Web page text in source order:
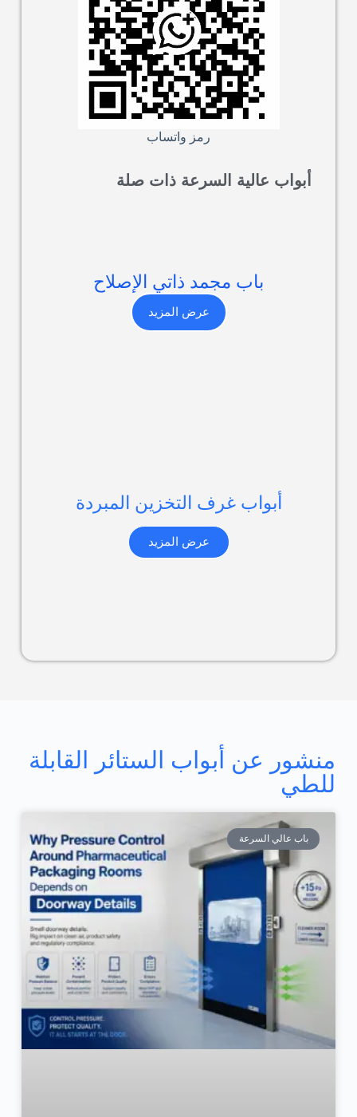
رمز واتساب
أبواب عالية السرعة ذات صلة
باب مجمد ذاتي الإصلاح
عرض المزيد
أبواب غرف التخزين المبردة
عرض المزيد
منشور عن أبواب الستائر القابلة
للطي
باب عالي السرعة